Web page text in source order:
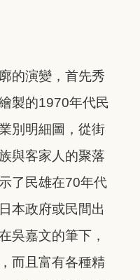
的演變，首先秀
製的1970年代民
別明細圖，從街
與客家人的聚落
了民雄在70年代
本政府或民間出
吳嘉文的筆下，
而且富有各種精